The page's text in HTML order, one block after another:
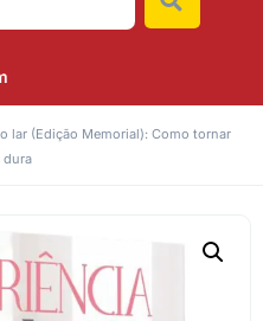
lar (Edição Memorial): Como tornar
dura